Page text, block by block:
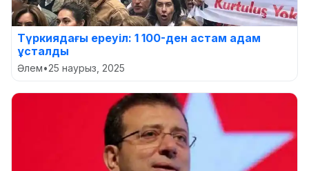
Түркиядағы ереуіл: 1 100-ден астам адам
ұсталды
Әлем•25 наурыз, 2025